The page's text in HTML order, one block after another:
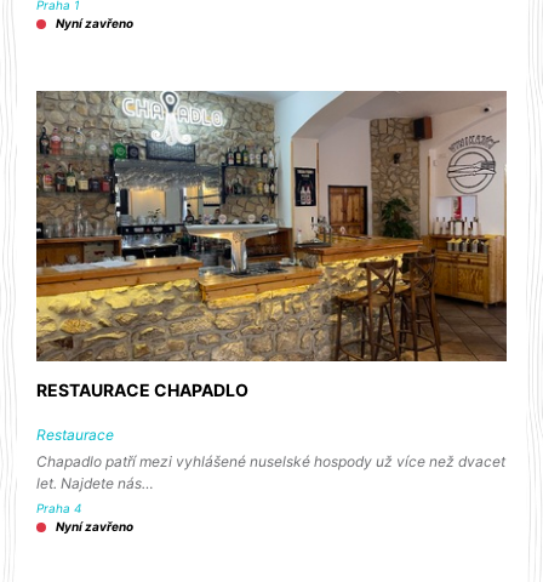
Praha 1
Nyní zavřeno
RESTAURACE CHAPADLO
Restaurace
Chapadlo patří mezi vyhlášené nuselské hospody už více než dvacet
let. Najdete nás…
Praha 4
Nyní zavřeno